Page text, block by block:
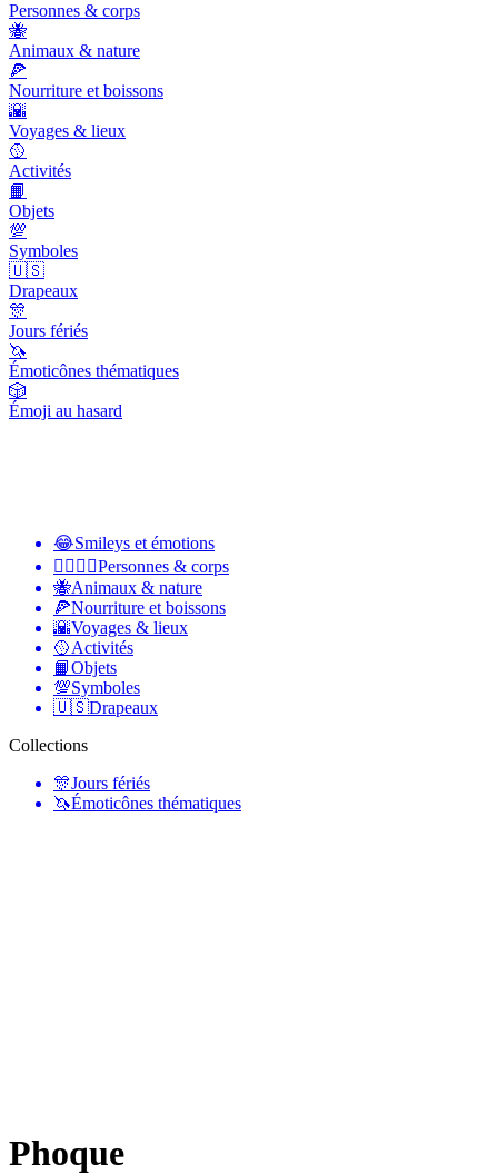
Personnes & corps
🐝
Animaux & nature
🍕
Nourriture et boissons
🌇
Voyages & lieux
🥎
Activités
📙
Objets
💯
Symboles
🇺🇸
Drapeaux
🎊
Jours fériés
🦄
Émoticônes thématiques
🎲
Émoji au hasard
😂Smileys et émotions
👩‍❤️‍💋‍👨Personnes & corps
🐝Animaux & nature
🍕Nourriture et boissons
🌇Voyages & lieux
🥎Activités
📙Objets
💯Symboles
🇺🇸Drapeaux
Collections
🎊Jours fériés
🦄Émoticônes thématiques
Phoque